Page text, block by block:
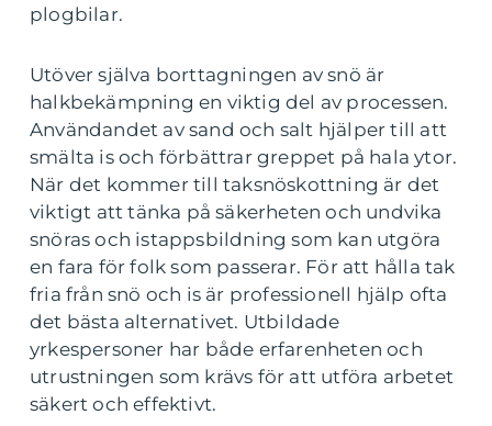
plogbilar.
Utöver själva borttagningen av snö är
halkbekämpning en viktig del av processen.
Användandet av sand och salt hjälper till att
smälta is och förbättrar greppet på hala ytor.
När det kommer till taksnöskottning är det
viktigt att tänka på säkerheten och undvika
snöras och istappsbildning som kan utgöra
en fara för folk som passerar. För att hålla tak
fria från snö och is är professionell hjälp ofta
det bästa alternativet. Utbildade
yrkespersoner har både erfarenheten och
utrustningen som krävs för att utföra arbetet
säkert och effektivt.